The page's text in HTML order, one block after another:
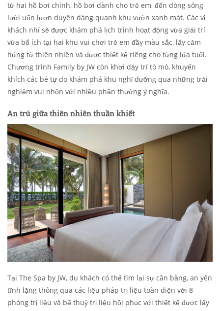
từ hai hồ bơi chính, hồ bơi dành cho trẻ em, đến dòng sông
lười uốn lượn duyên dáng quanh khu vườn xanh mát. Các vị
khách nhí sẽ được khám phá lịch trình hoạt động vừa giải trí
vừa bổ ích tại hai khu vui chơi trẻ em đầy màu sắc, lấy cảm
hứng từ thiên nhiên và được thiết kế riêng cho từng lứa tuổi.
Chương trình Family by JW còn khơi dậy trí tò mò, khuyến
khích các bé tự do khám phá khu nghỉ dưỡng qua những trải
nghiệm vui nhộn với nhiều phần thưởng ý nghĩa.
An trú giữa thiên nhiên thuần khiết
Tại The Spa by JW, du khách có thể tìm lại sự cân bằng, an yên
tĩnh lặng thông qua các liệu pháp trị liệu toàn diện với 8
phòng trị liệu và bể thuỷ trị liệu hồi phục với thiết kế được lấy